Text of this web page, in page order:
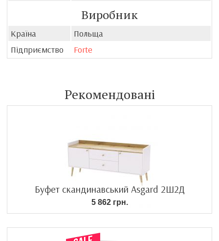
Виробник
Країна
Польща
Підприємство
Forte
Рекомендовані
Буфет скандинавський Asgard 2Ш2Д
5 862 грн.